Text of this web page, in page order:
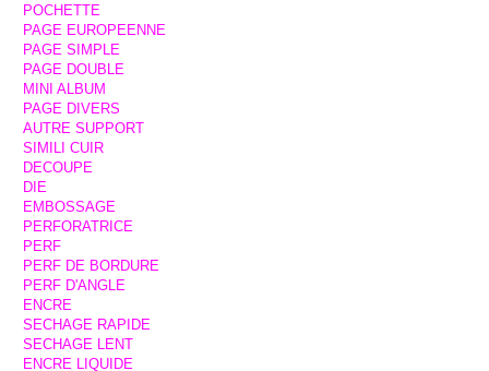
POCHETTE
PAGE EUROPEENNE
PAGE SIMPLE
PAGE DOUBLE
MINI ALBUM
PAGE DIVERS
AUTRE SUPPORT
SIMILI CUIR
DECOUPE
DIE
EMBOSSAGE
PERFORATRICE
PERF
PERF DE BORDURE
PERF D'ANGLE
ENCRE
SECHAGE RAPIDE
SECHAGE LENT
ENCRE LIQUIDE